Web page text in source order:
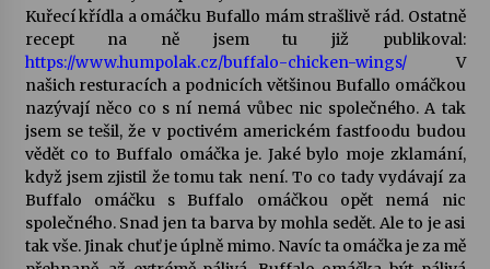
Kuřecí křídla a omáčku Bufallo mám strašlivě rád. Ostatně
recept na ně jsem tu již publikoval:
https://www.humpolak.cz/buffalo-chicken-wings/V
našich resturacích a podnicích většinou Bufallo omáčkou
nazývají něco co s ní nemá vůbec nic společného. A tak
jsem se tešil, že v poctivém americkém fastfoodu budou
vědět co to Buffalo omáčka je. Jaké bylo moje zklamání,
když jsem zjistil že tomu tak není. To co tady vydávají za
Buffalo omáčku s Buffalo omáčkou opět nemá nic
společného. Snad jen ta barva by mohla sedět. Ale to je asi
tak vše. Jinak chuť je úplně mimo. Navíc ta omáčka je za mě